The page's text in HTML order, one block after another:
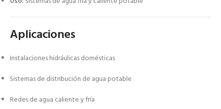
Aplicaciones
Instalaciones hidráulicas domésticas
Sistemas de distribución de agua potable
Redes de agua caliente y fría